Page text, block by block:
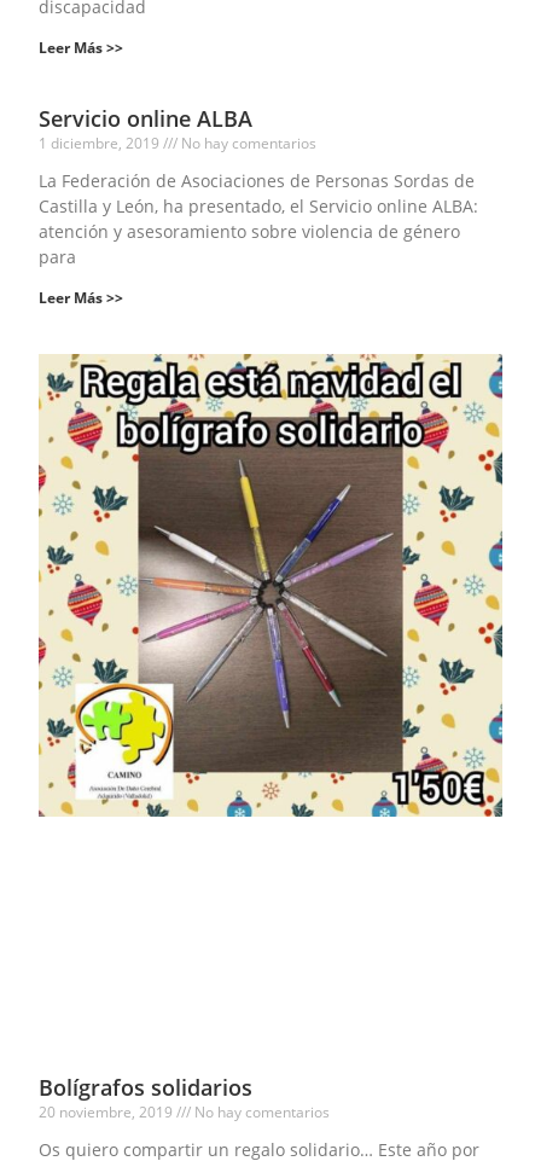
discapacidad
Leer Más >>
Servicio online ALBA
1 diciembre, 2019 No hay comentarios
La Federación de Asociaciones de Personas Sordas de
Castilla y León, ha presentado, el Servicio online ALBA:
atención y asesoramiento sobre violencia de género
para
Leer Más >>
Bolígrafos solidarios
20 noviembre, 2019 No hay comentarios
Os quiero compartir un regalo solidario… Este año por